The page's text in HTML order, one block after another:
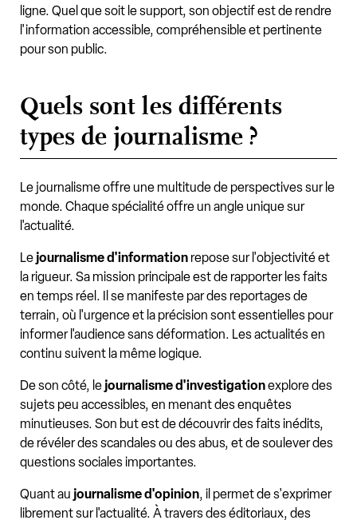
ligne. Quel que soit le support, son objectif est de rendre
l'information accessible, compréhensible et pertinente
pour son public.
Quels sont les différents
types de journalisme ?
Le journalisme offre une multitude de perspectives sur le
monde. Chaque spécialité offre un angle unique sur
l'actualité.
Le journalisme d'information repose sur l'objectivité et
la rigueur. Sa mission principale est de rapporter les faits
en temps réel. Il se manifeste par des reportages de
terrain, où l'urgence et la précision sont essentielles pour
informer l'audience sans déformation. Les actualités en
continu suivent la même logique.
De son côté, le journalisme d'investigationexplore des
sujets peu accessibles, en menant des enquêtes
minutieuses. Son but est de découvrir des faits inédits,
de révéler des scandales ou des abus, et de soulever des
questions sociales importantes.
Quant au journalisme d'opinion, il permet de s'exprimer
librement sur l'actualité. À travers des éditoriaux, des